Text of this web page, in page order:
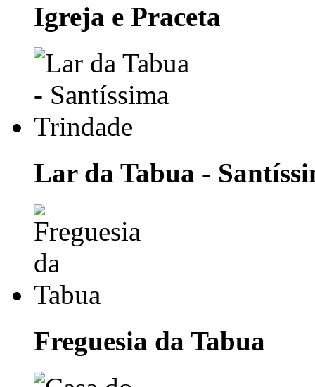
Igreja e Praceta
Lar da Tabua -
Freguesia da Tabua